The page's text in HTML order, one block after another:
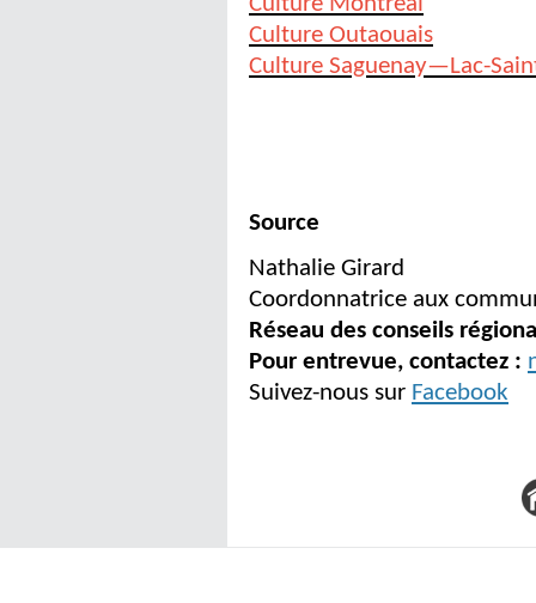
Culture Outaouais
Culture Saguenay—Lac-
Source
Nathalie Girard
Coordonnatrice aux
Réseau des conseils
Pour entrevue, contactez :
Suivez-nous sur Facebook